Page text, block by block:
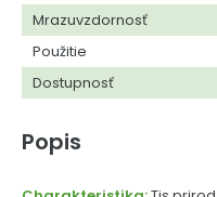
Mrazuvzdornosť
Použitie
Dostupnosť
Popis